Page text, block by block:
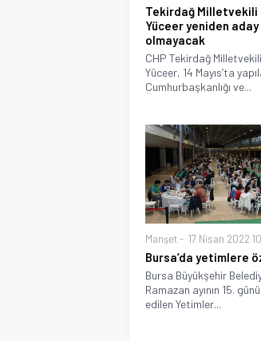
Tekirdağ Milletvekili
Yüceer yeniden aday
olmayacak
CHP Tekirdağ
Yüceer, 14 Mayıs’ta
Cumhurbaşkanlığı ve...
Manşet 17 Nisan 2022
Bursa’da yetimlere
Bursa Büyükşehir
Ramazan ayının 15.
edilen Yetimler...